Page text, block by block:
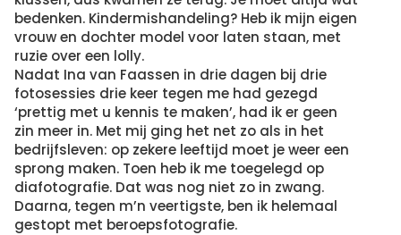
bedenken. Kindermishandeling? Heb ik mijn eigen
vrouw en dochter model voor laten staan, met
ruzie over een lolly.
Nadat Ina van Faassen in drie dagen bij drie
fotosessies drie keer tegen me had gezegd
‘prettig met u kennis te maken’, had ik er geen
zin meer in. Met mij ging het net zo als in het
bedrijfsleven: op zekere leeftijd moet je weer een
sprong maken. Toen heb ik me toegelegd op
diafotografie. Dat was nog niet zo in zwang.
Daarna, tegen m’n veertigste, ben ik helemaal
gestopt met beroepsfotografie.